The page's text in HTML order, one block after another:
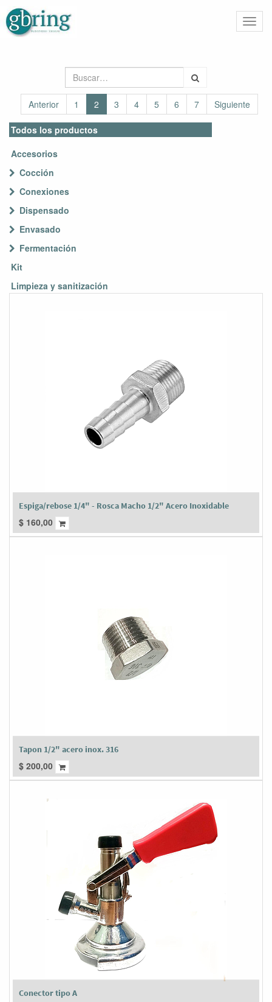
Anterior 1 2 3 4 5 6 7 Siguiente
Todos los productos
Accesorios
Cocción
Conexiones
Dispensado
Envasado
Fermentación
Kit
Limpieza y sanitización
Espiga/rebose 1/4" - Rosca Macho 1/2" Acero Inoxidable
$ 160,00
Tapon 1/2" acero inox. 316
$ 200,00
Conector tipo A